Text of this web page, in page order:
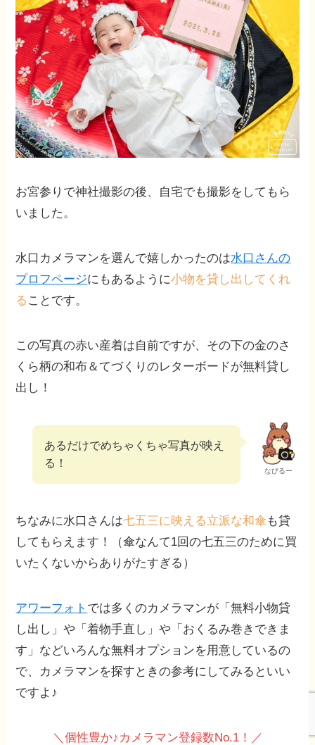
お宮参りで神社撮影の後、自宅でも撮影をしてもら
いました。
水口カメラマンを選んで嬉しかったのは水口さんの
プロフページにもあるように小物を貸し出してくれ
る ことです。
この写真の赤い産着は自前ですが、その下の金のさ
くら柄の和布＆てづくりのレターボードが無料貸し
出し！
なびるー
あるだけでめちゃくちゃ写真が映え
る！
ちなみに水口さんは七五三に映える立派な和傘 も貸
してもらえます！（傘なんて1回の七五三のために買
いたくないからありがたすぎる）
アワーフォト では多くのカメラマンが「無料小物貸
し出し」や「着物手直し」や「おくるみ巻きできま
す」などいろんな無料オプションを用意しているの
で、カメラマンを探すときの参考にしてみるといい
ですよ♪
＼個性豊か♪カメラマン登録数No.1！／